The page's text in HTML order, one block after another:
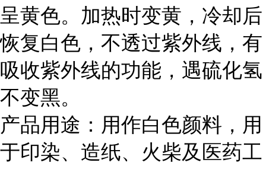
呈黄色。加热时变黄，冷却后
恢复白色，不透过紫外线，有
吸收紫外线的功能，遇硫化氢
不变黑。
产品用途：用作白色颜料，用
于印染、造纸、火柴及医药工